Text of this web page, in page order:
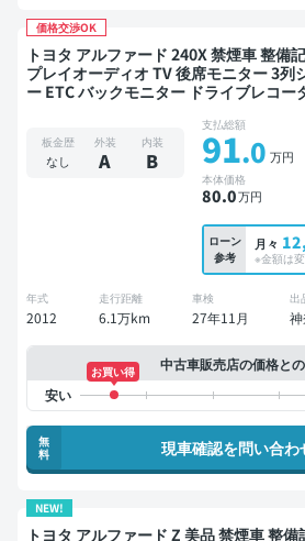
価格交渉OK
トヨタ アルファード 240X 禁煙車 整備記録簿あり ディス
プレイオーディオ TV 後席モニター 3列
ー ETC バックモニター ドライブレコー
板金歴
なし
外装
A
内装
B
支払総額
91.0 万円
本体価格
80.0万円
ローン
参考
月々
※金額は変
年式
2012
走行距離
6.1万km
車検
27年11月
出
中古車販売店の価格と
お買い得
無
料
現車確認を問い合わ
NEW!
トヨタ アルファード Z 美品 禁煙車 整備記録簿あり ディス